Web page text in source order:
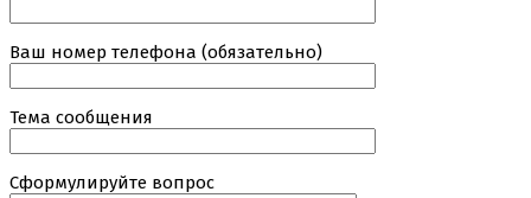
Ваш номер телефона (обязательно)
Тема сообщения
Сформулируйте вопрос